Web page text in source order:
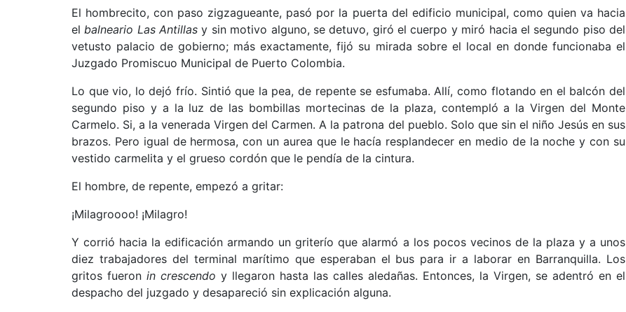
El hombrecito, con paso zigzagueante, pasó por la puerta del edificio municipal, como quien va hacia
elbalneario Las Antillasy sin motivo alguno, se detuvo, giró el cuerpo y miró hacia el segundo piso del
vetusto palacio de gobierno; más exactamente, fijó su mirada sobre el local en donde funcionaba el
Juzgado Promiscuo Municipal de Puerto Colombia.
Lo que vio, lo dejó frío. Sintió que la pea, de repente se esfumaba. Allí, como flotando en el balcón del
segundo piso y a la luz de las bombillas mortecinas de la plaza, contempló a la Virgen del Monte
Carmelo. Si, a la venerada Virgen del Carmen. A la patrona del pueblo. Solo que sin el niño Jesús en sus
brazos. Pero igual de hermosa, con un aurea que le hacía resplandecer en medio de la noche y con su
vestido carmelita y el grueso cordón que le pendía de la cintura.
El hombre, de repente, empezó a gritar:
¡Milagroooo! ¡Milagro!
Y corrió hacia la edificación armando un griterío que alarmó a los pocos vecinos de la plaza y a unos
diez trabajadores del terminal marítimo que esperaban el bus para ir a laborar en Barranquilla. Los
gritos fueron in crescendo y llegaron hasta las calles aledañas. Entonces, la Virgen, se adentró en el
despacho del juzgado y desapareció sin explicación alguna.